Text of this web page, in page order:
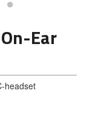
Ear
headset